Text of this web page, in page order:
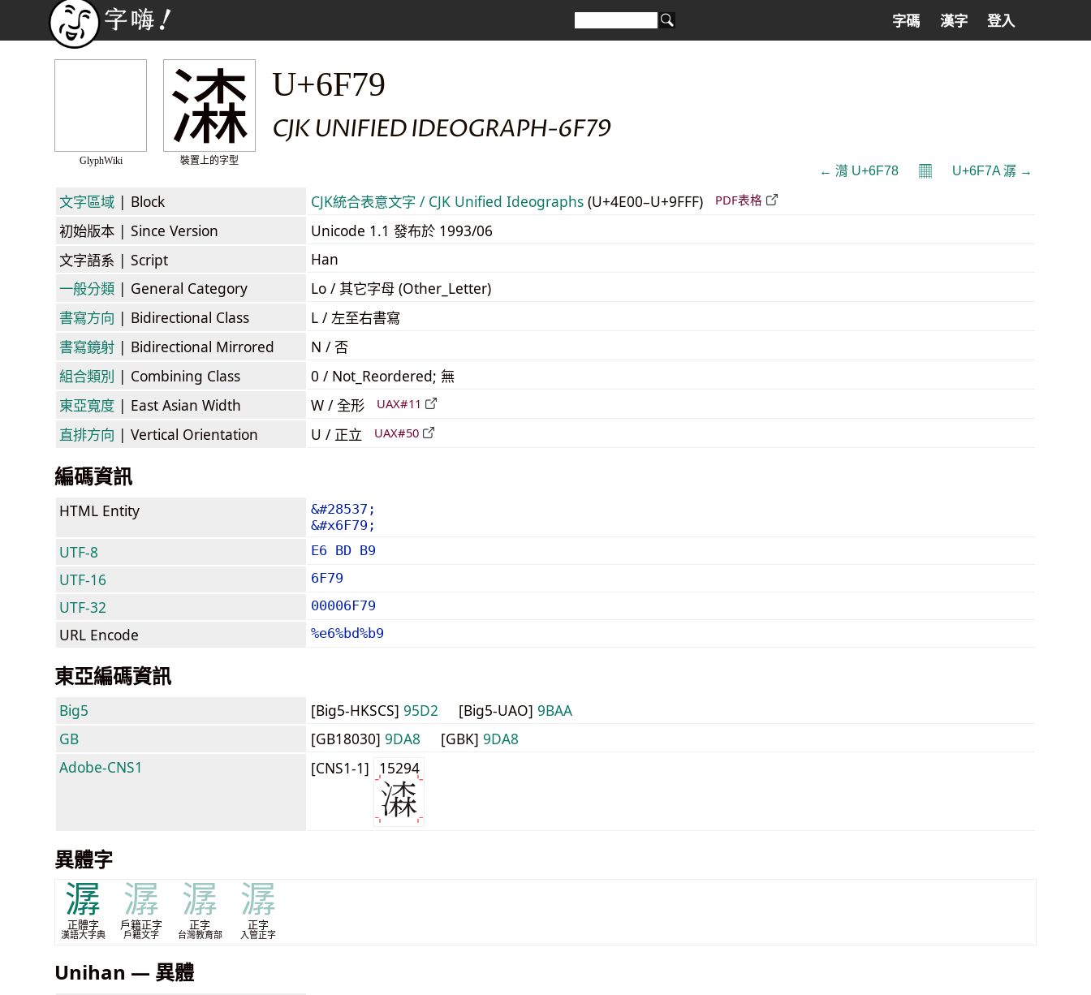
字碼 漢字 登入
GlyphWiki
潹
裝置上的字型
U+6F79
CJK UNIFIED IDEOGRAPH-6F79
← 潸 U+6F78 𝄜 U+6F7A 潺 →
文字區域 | Block CJK統合表意文字 / CJK Unified Ideographs (U+4E00–U+9FFF) PDF表格
初始版本 | Since Version
Unicode 1.1 發布於 1993/06
文字語系 | Script
Han
一般分類 | General Category
Lo / 其它字母 (Other_Letter)
書寫方向 | Bidirectional Class
L / 左至右書寫
書寫鏡射 | Bidirectional Mirrored
N / 否
組合類別 | Combining Class
0 / Not_Reordered; 無
東亞寬度 | East Asian Width W / 全形 UAX#11
直排方向 | Vertical Orientation U / 正立 UAX#50
編碼資訊
HTML Entity
&#28537;
&#x6F79;
UTF-8 E6 BD B9
UTF-16 6F79
UTF-32 00006F79
URL Encode %e6%bd%b9
東亞編碼資訊
Big5 [Big5-HKSCS] 95D2 [Big5-UAO] 9BAA
GB
[GB18030] 9DA8 [GBK] 9DA8
Adobe-CNS1
[CNS1-1] 15294
異體字
潺
正體字
漢語大字典
潺
戶籍正字
戶籍文字
潺
正字
台灣教育部
潺
正字
入管正字
Unihan — 異體